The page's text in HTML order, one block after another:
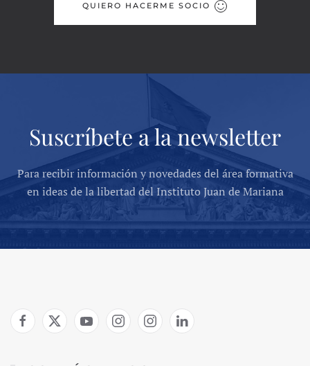
QUIERO HACERME SOCIO
Suscríbete a la newsletter
Para recibir información y novedades del área formativa
en ideas de la libertad del Instituto Juan de Mariana